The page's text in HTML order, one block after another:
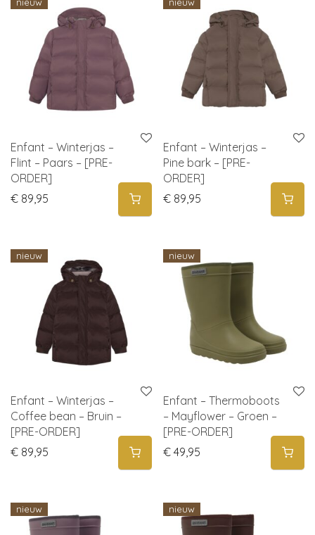
Enfant – Winterjas –
Flint – Paars – [PRE-
ORDER]
€ 89,95
Enfant – Winterjas –
Pine bark – [PRE-
ORDER]
€ 89,95
nieuw
Enfant – Winterjas –
Coffee bean – Bruin –
[PRE-ORDER]
€ 89,95
nieuw
Enfant – Thermoboots
– Mayflower – Groen –
[PRE-ORDER]
€ 49,95
nieuw nieuw